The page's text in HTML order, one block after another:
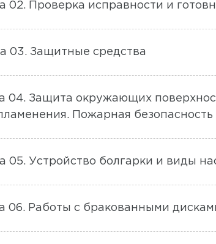
02. Проверка исправности и
03. Защитные средства
04. Защита окружающих
Пожарная безопасность
05. Устройство болгарки и виды
06. Работы с бракованными